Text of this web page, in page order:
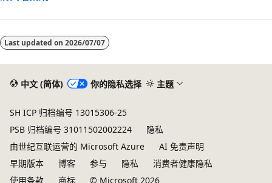
模
式
Last updated on 2026/07/07
中文 (简体) 你的隐私选择 主题
SH ICP 归档编号 13015306-25
PSB 归档编号 31011502002224
隐私
由世纪互联运营的 Microsoft Azure
AI 免责声明
早期版本
博客 参与 隐私
消费者健康隐私
使用条款
商标 © Microsoft 2026